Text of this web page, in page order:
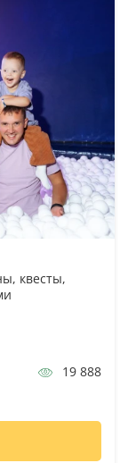
квесты,
19 888